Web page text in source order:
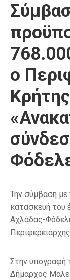
ο
Την σύμβαση
κατασκευή του
Αχλάδας-
Στην υπογραφή
Δήμαρχος